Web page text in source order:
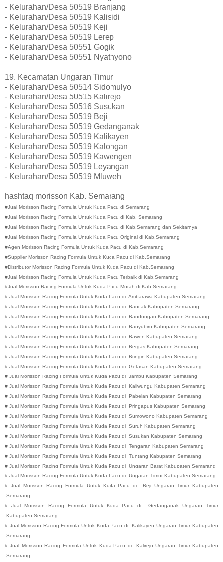
- Kelurahan/Desa 50519 Branjang
- Kelurahan/Desa 50519 Kalisidi
- Kelurahan/Desa 50519 Keji
- Kelurahan/Desa 50519 Lerep
- Kelurahan/Desa 50551 Gogik
- Kelurahan/Desa 50551 Nyatnyono
19. Kecamatan Ungaran Timur
- Kelurahan/Desa 50514 Sidomulyo
- Kelurahan/Desa 50515 Kalirejo
- Kelurahan/Desa 50516 Susukan
- Kelurahan/Desa 50519 Beji
- Kelurahan/Desa 50519 Gedanganak
- Kelurahan/Desa 50519 Kalikayen
- Kelurahan/Desa 50519 Kalongan
- Kelurahan/Desa 50519 Kawengen
- Kelurahan/Desa 50519 Leyangan
- Kelurahan/Desa 50519 Mluweh
hashtaq morisson Kab. Semarang
#Jual Morisson Racing Formula Untuk Kuda Pacu di Semarang
#Jual Morisson Racing Formula Untuk Kuda Pacu di Kab. Semarang
#Jual Morisson Racing Formula Untuk Kuda Pacu di Kab.Semarang dan Sekitarnya
#Jual Morisson Racing Formula Untuk Kuda Pacu Original di Kab.Semarang
#Agen Morisson Racing Formula Untuk Kuda Pacu di Kab.Semarang
#Supplier Morisson Racing Formula Untuk Kuda Pacu di Kab.Semarang
#Distributor Morisson Racing Formula Untuk Kuda Pacu di Kab.Semarang
#Jual Morisson Racing Formula Untuk Kuda Pacu Terbaik di Kab.Semarang
#Jual Morisson Racing Formula Untuk Kuda Pacu Murah di Kab.Semarang
# Jual Morisson Racing Formula Untuk Kuda Pacu di Ambarawa Kabupaten Semarang
# Jual Morisson Racing Formula Untuk Kuda Pacu di Bancak Kabupaten Semarang
# Jual Morisson Racing Formula Untuk Kuda Pacu di Bandungan Kabupaten Semarang
# Jual Morisson Racing Formula Untuk Kuda Pacu di Banyubiru Kabupaten Semarang
# Jual Morisson Racing Formula Untuk Kuda Pacu di Bawen Kabupaten Semarang
# Jual Morisson Racing Formula Untuk Kuda Pacu di Bergas Kabupaten Semarang
# Jual Morisson Racing Formula Untuk Kuda Pacu di Bringin Kabupaten Semarang
# Jual Morisson Racing Formula Untuk Kuda Pacu di Getasan Kabupaten Semarang
# Jual Morisson Racing Formula Untuk Kuda Pacu di Jambu Kabupaten Semarang
# Jual Morisson Racing Formula Untuk Kuda Pacu di Kaliwungu Kabupaten Semarang
# Jual Morisson Racing Formula Untuk Kuda Pacu di Pabelan Kabupaten Semarang
# Jual Morisson Racing Formula Untuk Kuda Pacu di Pringapus Kabupaten Semarang
# Jual Morisson Racing Formula Untuk Kuda Pacu di Sumowono Kabupaten Semarang
# Jual Morisson Racing Formula Untuk Kuda Pacu di Suruh Kabupaten Semarang
# Jual Morisson Racing Formula Untuk Kuda Pacu di Susukan Kabupaten Semarang
# Jual Morisson Racing Formula Untuk Kuda Pacu di Tengaran Kabupaten Semarang
# Jual Morisson Racing Formula Untuk Kuda Pacu di Tuntang Kabupaten Semarang
# Jual Morisson Racing Formula Untuk Kuda Pacu di Ungaran Barat Kabupaten Semarang
# Jual Morisson Racing Formula Untuk Kuda Pacu di Ungaran Timur Kabupaten Semarang
# Jual Morisson Racing Formula Untuk Kuda Pacu di Beji Ungaran Timur
Kabupaten
Semarang
#
Jual Morisson Racing Formula Untuk Kuda Pacu di Gedanganak
Ungaran Timur
Kabupaten Semarang
# Jual Morisson Racing Formula Untuk Kuda Pacu di Kalikayen Ungaran Timur Kabupaten
Semarang
# Jual Morisson Racing Formula Untuk Kuda Pacu di Kalirejo Ungaran Timur Kabupaten
Semarang